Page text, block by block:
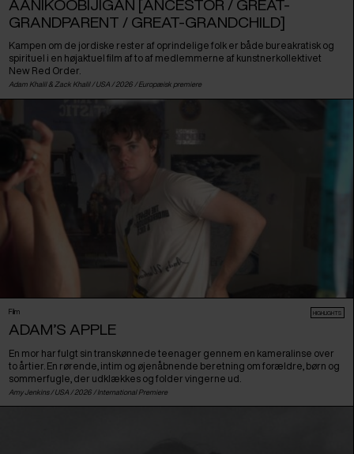
AANIKOOBIJIGAN [ANCESTOR / GREAT-
GRANDPARENT / GREAT-GRANDCHILD]
Kampen om de jordiske rester af oprindelige folk er både bureakratisk og
spirituel i en højaktuel film af to af medlemmerne af kunstnerkollektivet
New Red Order.
Adam Khalil & Zack Khalil / USA / 2026 / Europæisk premiere
Film HIGHLIGHTS
ADAM’S APPLE
En mor har fulgt sin transkønnede teenager gennem en kameralinse over
to årtier. En rørende, intim og øjenåbnende beretning om forældre, børn og
sommerfugle, der udklækkes og folder vingerne ud.
Amy Jenkins / USA / 2026 / International Premiere